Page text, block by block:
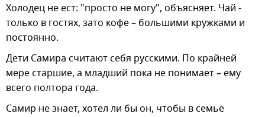
Холодец не ест: "просто не могу", объясняет. Чай -
только в гостях, зато кофе – большими кружками и
постоянно.
Дети Самира считают себя русскими. По крайней
мере старшие, а младший пока не понимает – ему
всего полтора года.
Самир не знает, хотел ли бы он, чтобы в семье